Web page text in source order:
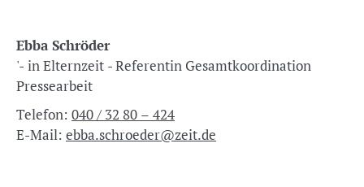
Ebba Schröder
'- in Elternzeit - Referentin Gesamtkoordination
Pressearbeit
Telefon: 040 / 32 80 – 424
E-Mail: ebba.schroeder@zeit.de